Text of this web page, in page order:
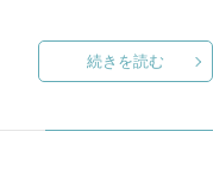
続きを読む